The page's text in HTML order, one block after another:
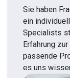
Sie haben
ein
Specialists
Erfahrung
passende
es uns